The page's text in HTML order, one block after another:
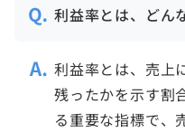
利益率とは、どん
利益率とは、売上
残ったかを示す割
る重要な指標で、